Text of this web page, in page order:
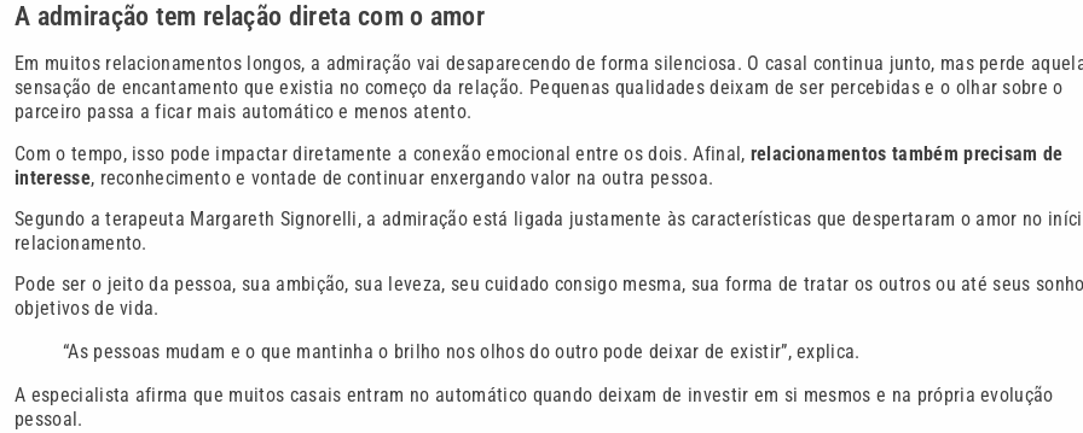
A admiração tem relação direta com o amor
Em muitos relacionamentos longos, a admiração vai desaparecendo de forma silenciosa. O casal continua junto, mas perde
sensação de encantamento que existia no começo da relação. Pequenas qualidades deixam de ser percebidas e o olhar sobre o
parceiro passa a ficar mais automático e menos atento.
Com o tempo, isso pode impactar diretamente a conexão emocional entre os dois. Afinal, relacionamentos também precisam de
interesse, reconhecimento e vontade de continuar enxergando valor na outra pessoa.
Segundo a terapeuta Margareth Signorelli, a admiração está ligada justamente às características que despertaram o amor no
relacionamento.
Pode ser o jeito da pessoa, sua ambição, sua leveza, seu cuidado consigo mesma, sua forma de tratar os outros ou até seus
objetivos de vida.
“As pessoas mudam e o que mantinha o brilho nos olhos do outro pode deixar de existir”, explica.
A especialista afirma que muitos casais entram no automático quando deixam de investir em si mesmos e na própria evolução
pessoal.